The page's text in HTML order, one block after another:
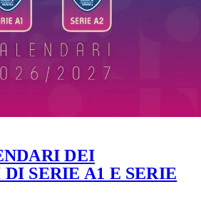
DEI
SERIE A1 E SERIE